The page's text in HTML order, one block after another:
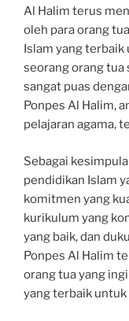
Al Halim terus
oleh para orang
Islam yang terbaik
seorang orang tua
sangat puas
Ponpes Al Halim,
pelajaran agama,
Sebagai
pendidikan Islam
komitmen yang
kurikulum yang
yang baik, dan
Ponpes Al Halim
orang tua yang
yang terbaik untuk